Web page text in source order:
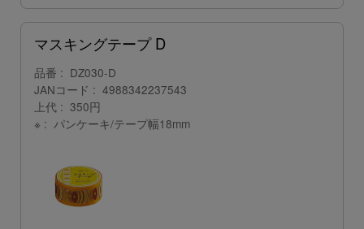
マスキングテープ D
品番
DZ030-D
JANコード
4988342237543
上代
350円
※
パンケーキ/テープ幅18mm